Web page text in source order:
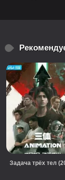
Задача трёх тел